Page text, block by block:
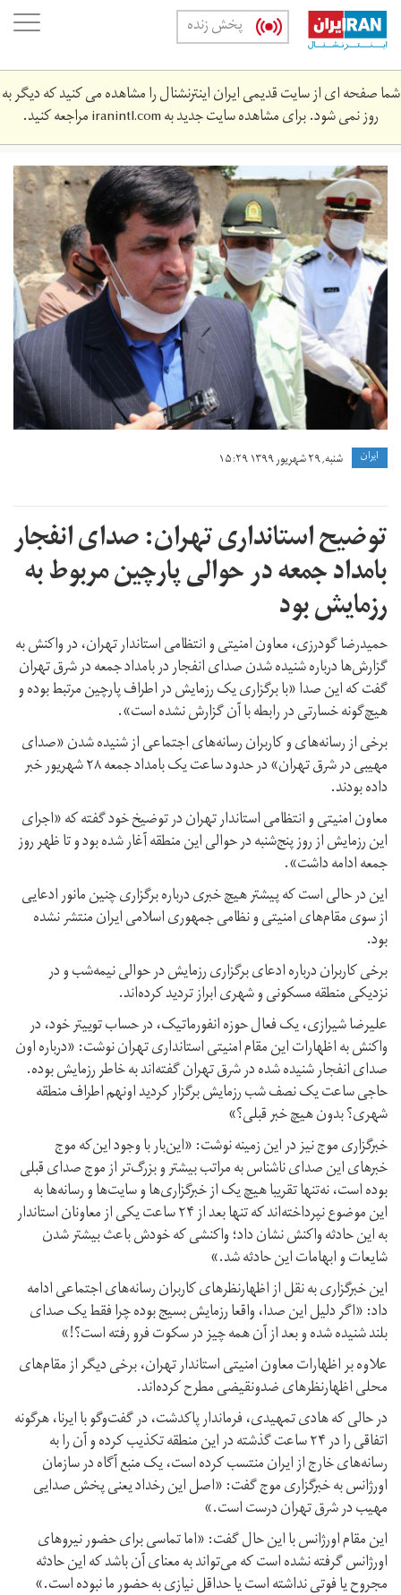
Skip
main
content
پخش زنده
شما صفحه ای از سایت قدیمی ایران اینترنشنال را مشاهده می کنید که دیگر به
روز نمی شود. برای مشاهده سایت جدید بهiranintl.comمراجعه کنید.
rzmysh.jpg
ايران شنبه, ۲۹ شهریور ۱۳۹۹ ۱۵:۲۹
توضیح استانداری تهران: صدای انفجار
بامداد جمعه در حوالی پارچین مربوط به
رزمایش بود
حمیدرضا گودرزی، معاون امنیتی و انتظامی استاندار تهران، در واکنش به
گزارش‌ها درباره شنیده شدن صدای انفجار در بامداد جمعه در شرق تهران
گفت که این صدا «با برگزاری یک رزمایش در اطراف پارچین مرتبط بوده و
هیچ‌گونه خسارتی در رابطه با آن گزارش نشده است».
برخی از رسانه‌های و کاربران رسانه‌های اجتماعی از شنیده شدن «صدای
مهیبی در شرق تهران» در حدود ساعت یک بامداد جمعه ۲۸ شهریور خبر
داده‌ بودند.
معاون امنیتی و انتظامی استاندار تهران در توضیخ خود گفته که «اجرای
این رزمایش از روز پنج‌شنبه در حوالی این منطقه آغار شده بود و تا ظهر روز
جمعه ادامه داشت».
این در حالی است که پیشتر هیچ خبری درباره برگزاری چنین مانور ادعایی
از سوی مقام‌های امنیتی و نظامی جمهوری اسلامی ایران منتشر نشده
بود.
برخی کاربران درباره ادعای برگزاری رزمایش در حوالی نیمه‌شب و در
نزدیکی منطقه مسکونی و شهری ابراز تردید کرده‌اند.
علیرضا شیرازی، یک فعال حوزه انفورماتیک، در حساب توییتر خود، در
واکنش به اظهارات این مقام امنیتی استانداری تهران نوشت: «درباره اون
صدای انفجار شنیده شده در شرق تهران گفته‌اند به خاطر رزمایش بوده.
حاجی ساعت یک نصف شب رزمایش برگزار کردید اونهم اطراف منطقه
شهری؟ بدون هیچ خبر قبلی؟»
خبرگزاری موج نیز در این زمینه نوشت: «این‌بار با وجود این‌که موج
خبرهای این صدای ناشناس به مراتب بیشتر و بزرگ‌تر از موج صدای قبلی
بوده است، نه‌تنها تقریبا هیچ یک از خبرگزاری‌ها و سایت‌ها و رسانه‌ها به
این موضوع نپرداخته‌اند که تنها بعد از ۲۴ ساعت یکی از معاونان استاندار
به این حادثه واکنش نشان داد؛ واکنشی که خودش باعث بیشتر شدن
شایعات و ابهامات این حادثه شد.»
این خبرگزاری به نقل از اظهارنظرهای کاربران رسانه‌های اجتماعی ادامه
داد: «اگر دلیل این صدا، واقعا رزمایش بسیج بوده چرا فقط یک صدای
بلند شنیده شده و بعد از آن همه چیز در سکوت فرو رفته است؟!»
علاوه بر اظهارات معاون امنیتی استاندار تهران، برخی دیگر از مقام‌های
محلی اظهارنظرهای ضدونقیضی مطرح کرده‌اند.
در حالی که هادی تمهیدی، فرماندار پاکدشت، در گفت‌وگو با ایرنا، هرگونه
اتفاقی را در ۲۴ ساعت گذشته در این منطقه تکذیب کرده و آن را به
رسانه‌های خارج از ایران منتسب کرده است، یک منبع آگاه در سازمان
اورژانس به خبرگزاری موج گفت: «اصل این رخداد یعنی پخش صدایی
مهیب در شرق تهران درست است.»
این مقام اورژانس با این حال گفت: «اما تماسی برای حضور نیروهای
اورژانس گرفته نشده است که می‌تواند به معنای آن باشد که این حادثه
مجروح یا فوتی نداشته است یا حداقل نیازی به حضور ما نبوده است.»